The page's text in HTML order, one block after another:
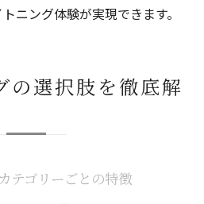
ニング体験が実現できます。
の選択肢を徹底解
テゴリーごとの特徴